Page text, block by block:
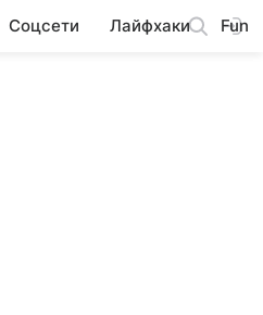
Соцсети Лайфхаки Fun